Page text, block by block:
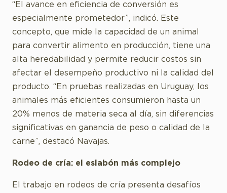
“El avance en eficiencia de conversión es
especialmente prometedor”, indicó. Este
concepto, que mide la capacidad de un animal
para convertir alimento en producción, tiene una
alta heredabilidad y permite reducir costos sin
afectar el desempeño productivo ni la calidad del
producto. “En pruebas realizadas en Uruguay, los
animales más eficientes consumieron hasta un
20% menos de materia seca al día, sin diferencias
significativas en ganancia de peso o calidad de la
carne”, destacó Navajas.
Rodeo de cría: el eslabón más complejo
El trabajo en rodeos de cría presenta desafíos